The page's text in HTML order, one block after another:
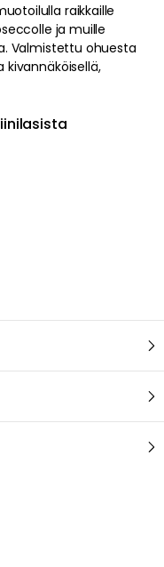
raikkaille
ja muille
Valmistettu ohuesta
kivannäköisellä,